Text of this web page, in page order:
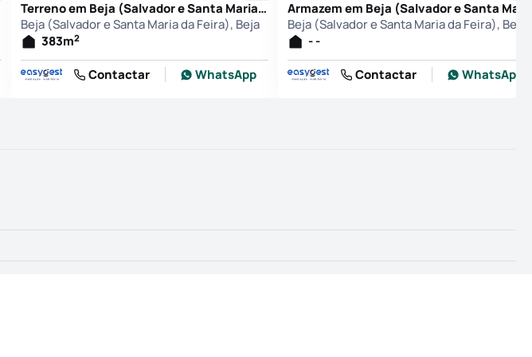
Terreno em Beja (Salvador e Santa Maria da Feira), Beja
Beja (Salvador e Santa Maria da Feira), Beja
383m2
Contactar WhatsApp
Beja (Salvador e Santa Maria da Feira), Beja
- -
Contactar
WhatsApp